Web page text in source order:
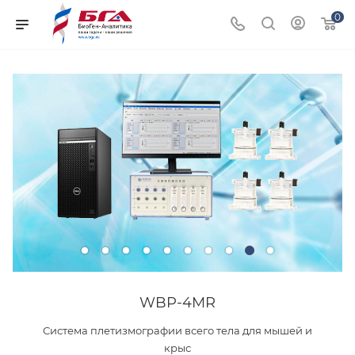
0
WBP-4MR
Система плетизмографии всего тела для мышей и
крыс